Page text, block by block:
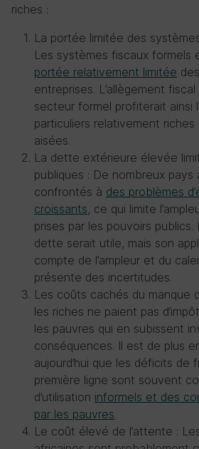
riches :
La portée limitée des
Les systèmes fiscaux formels
portée relativement limitée
entreprises. L’allègement
secteur formel profiterait ainsi
particuliers relativement
aisées.
La dette extérieure élevée
publiques : De nombreux pays
confrontés à des problèmes
croissants, ce qui limite
prises par les pouvoirs publics.
dette serait utile, mais son
compte de l’ampleur et du
présente des incertitudes.
Les coûts cachés du manque
les riches ne paient pas
les pauvres qui en subissent
conséquences. Il est de plus
aujourd’hui que les déficits de
première ligne sont souvent
d’utilisation informels et des
par les pauvres.
Le coût élevé de l’attente :